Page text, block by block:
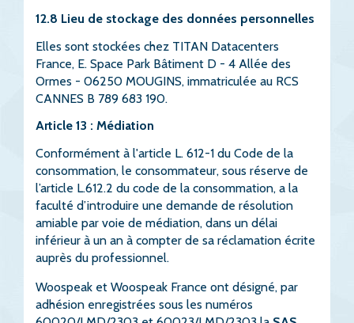
12.8 Lieu de stockage des données personnelles
Elles sont stockées chez TITAN Datacenters
France, E. Space Park Bâtiment D - 4 Allée des
Ormes - 06250 MOUGINS, immatriculée au RCS
CANNES B 789 683 190.
Article 13 : Médiation
Conformément à l'article L. 612-1 du Code de la
consommation, le consommateur, sous réserve de
l’article L.612.2 du code de la consommation, a la
faculté d’introduire une demande de résolution
amiable par voie de médiation, dans un délai
inférieur à un an à compter de sa réclamation écrite
auprès du professionnel.
Woospeak et Woospeak France ont désigné, par
adhésion enregistrées sous les numéros